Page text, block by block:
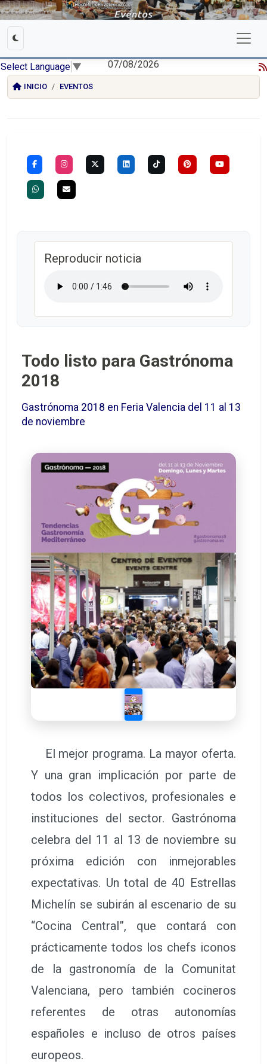
Select Language ▼ 07/08/2026
INICIO EVENTOS
Reproducir noticia
Todo listo para Gastrónoma
2018
Gastrónoma 2018 en Feria Valencia del 11 al 13
de noviembre
El mejor programa. La mayor oferta.
Y una gran implicación por parte de
todos los colectivos, profesionales e
instituciones del sector. Gastrónoma
celebra del 11 al 13 de noviembre su
próxima edición con inmejorables
expectativas. Un total de 40 Estrellas
Michelín se subirán al escenario de su
“Cocina Central”, que contará con
prácticamente todos los chefs iconos
de la gastronomía de la Comunitat
Valenciana, pero también cocineros
referentes de otras autonomías
españoles e incluso de otros países
europeos.